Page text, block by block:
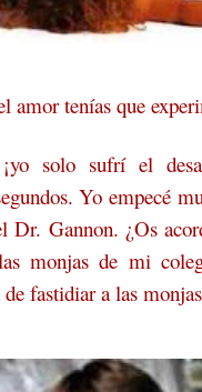
tenías que
solo sufrí el
Yo empecé
Dr. Gannon. ¿Os
monjas de mi
fastidiar a las